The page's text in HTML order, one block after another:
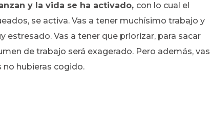
y la vida se ha activado, con lo cual el
se activa. Vas a tener muchísimo trabajo y
estresado. Vas a tener que priorizar, para sacar
de trabajo será exagerado. Pero además, vas
hubieras cogido.